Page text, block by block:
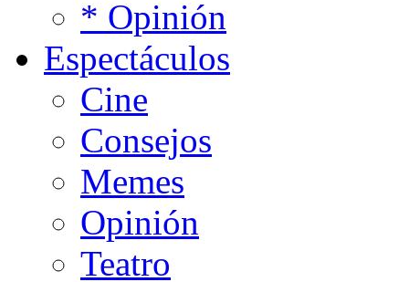
* Opinión
Espectáculos
Cine
Consejos
Memes
Opinión
Teatro